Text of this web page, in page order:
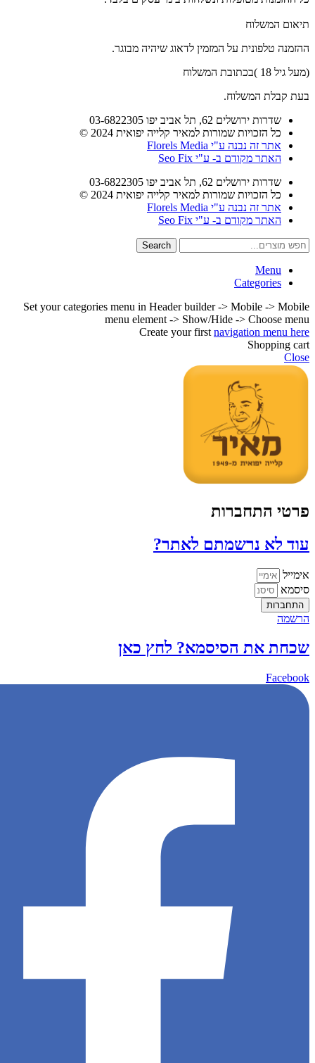
תיאום המשלוח
ההזמנה טלפונית על המזמין לדאוג שיהיה מבוגר.
(מעל גיל 18 )בכתובת המשלוח
בעת קבלת המשלוח.
שדרות ירושלים 62, תל אביב יפו 03-6822305
כל הזכויות שמורות למאיר קלייה יפואית 2024 ©
אתר זה נבנה ע"י Florels Media
האתר מקודם ב- ע"י Seo Fix
שדרות ירושלים 62, תל אביב יפו 03-6822305
כל הזכויות שמורות למאיר קלייה יפואית 2024 ©
אתר זה נבנה ע"י Florels Media
האתר מקודם ב- ע"י Seo Fix
Search
Menu
Categories
Set your categories menu in Header builder -> Mobile -> Mobile
menu element -> Show/Hide -> Choose menu
Create your first navigation menu here
Shopping cart
Close
פרטי התחברות
עוד לא נרשמתם לאתר?
אימייל
סיסמא
התחברות
הרשמה
שכחת את הסיסמא? לחץ כאן
Facebook